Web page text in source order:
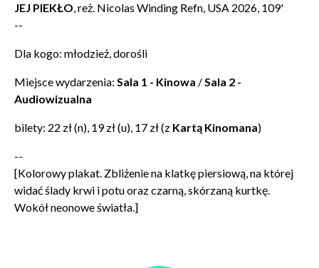
Dołącz do newslettera
JEJ PIEKŁO, reż. Nicolas Winding Refn, USA 2026, 109'
--
Dla kogo: młodzież, dorośli
Miejsce wydarzenia: Sala 1 - Kinowa /Sala 2 -
Audiowizualna
bilety: 22 zł (n), 19 zł (u), 17 zł (z Kartą Kinomana)
--
[Kolorowy plakat. Zbliżenie na klatkę piersiową, na której
widać ślady krwi i potu oraz czarną, skórzaną kurtkę.
Wokół neonowe światła.]